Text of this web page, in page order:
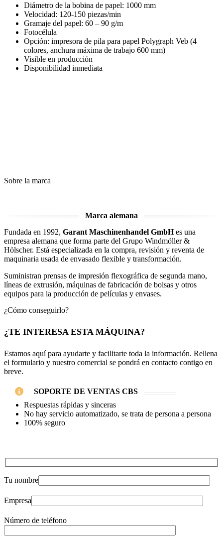
Diámetro de la bobina de papel: 1000 mm
Velocidad: 120-150 piezas/min
Gramaje del papel: 60 – 90 g/m
Fotocélula
Opción: impresora de pila para papel Polygraph Veb (4
colores, anchura máxima de trabajo 600 mm)
Visible en producción
Disponibilidad inmediata
Sobre la marca
Marca alemana
Fundada en 1992, Garant Maschinenhandel GmbHes una
empresa alemana que forma parte del Grupo Windmöller &
Hölscher. Está especializada en la compra, revisión y reventa de
maquinaria usada de envasado flexible y transformación.
Suministran prensas de impresión flexográfica de segunda mano,
líneas de extrusión, máquinas de fabricación de bolsas y otros
equipos para la producción de películas y envases.
¿Cómo conseguirlo?
¿TE INTERESA ESTA MÁQUINA?
Estamos aquí para ayudarte y facilitarte toda la información. Rellena
el formulario y nuestro comercial se pondrá en contacto contigo en
breve.
SOPORTE DE VENTAS CBS
Respuestas rápidas y sinceras
No hay servicio automatizado, se trata de persona a persona
100% seguro
Tu nombre
Empresa
Número de teléfono